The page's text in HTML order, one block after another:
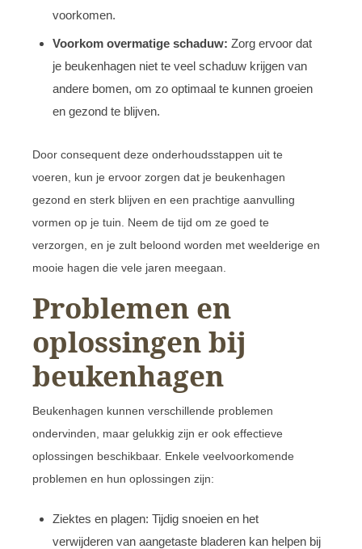
voorkomen.
Voorkom overmatige schaduw: Zorg ervoor dat
je beukenhagen niet te veel schaduw krijgen van
andere bomen, om zo optimaal te kunnen groeien
en gezond te blijven.
Door consequent deze onderhoudsstappen uit te
voeren, kun je ervoor zorgen dat je beukenhagen
gezond en sterk blijven en een prachtige aanvulling
vormen op je tuin. Neem de tijd om ze goed te
verzorgen, en je zult beloond worden met weelderige en
mooie hagen die vele jaren meegaan.
Problemen en
oplossingen bij
beukenhagen
Beukenhagen kunnen verschillende problemen
ondervinden, maar gelukkig zijn er ook effectieve
oplossingen beschikbaar. Enkele veelvoorkomende
problemen en hun oplossingen zijn:
Ziektes en plagen: Tijdig snoeien en het
verwijderen van aangetaste bladeren kan helpen bij